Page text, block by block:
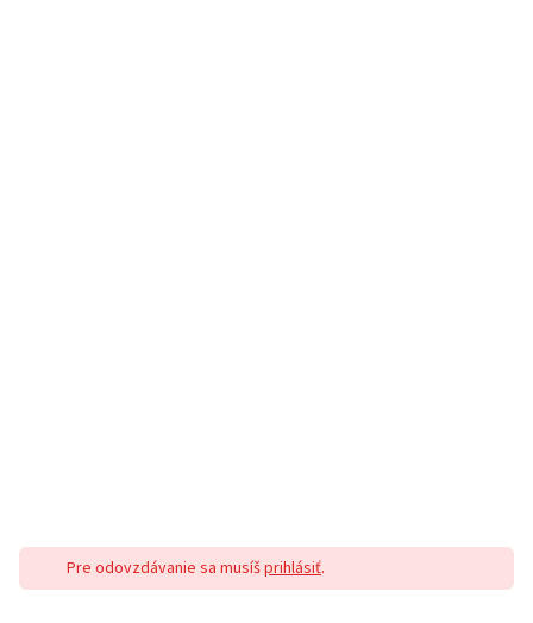
Pre odovzdávanie sa musíšprihlásiť.